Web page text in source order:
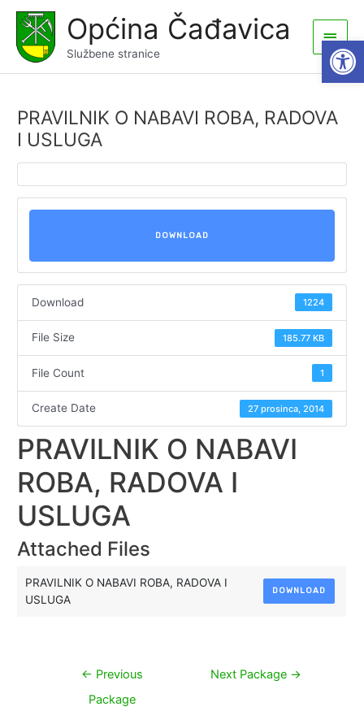
content
Općina Čađavica
Službene stranice
Main
Menu
PRAVILNIK O NABAVI ROBA, RADOVA
I USLUGA
DOWNLOAD
Download 1224
File Size 185.77 KB
File Count 1
Create Date 27 prosinca, 2014
PRAVILNIK O NABAVI
ROBA, RADOVA I
USLUGA
Attached Files
PRAVILNIK O NABAVI ROBA, RADOVA I
USLUGA
DOWNLOAD
Navigacija
← Previous
Package
Next Package →